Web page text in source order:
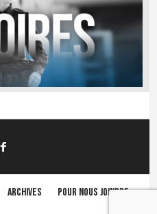
Archives Pour nous joindre